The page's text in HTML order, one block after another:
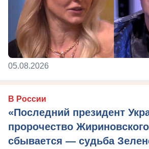
05.08.2026
В России
«Последний президент
пророчество
сбывается — судьба